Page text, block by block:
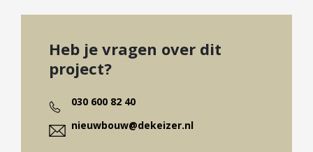
52 Ingetrokken 169 m2 6
Ingetrokken
Ingetrokken 169 m
Heb je vragen over dit
project?
030 600 82 40
nieuwbouw@dekeizer.nl